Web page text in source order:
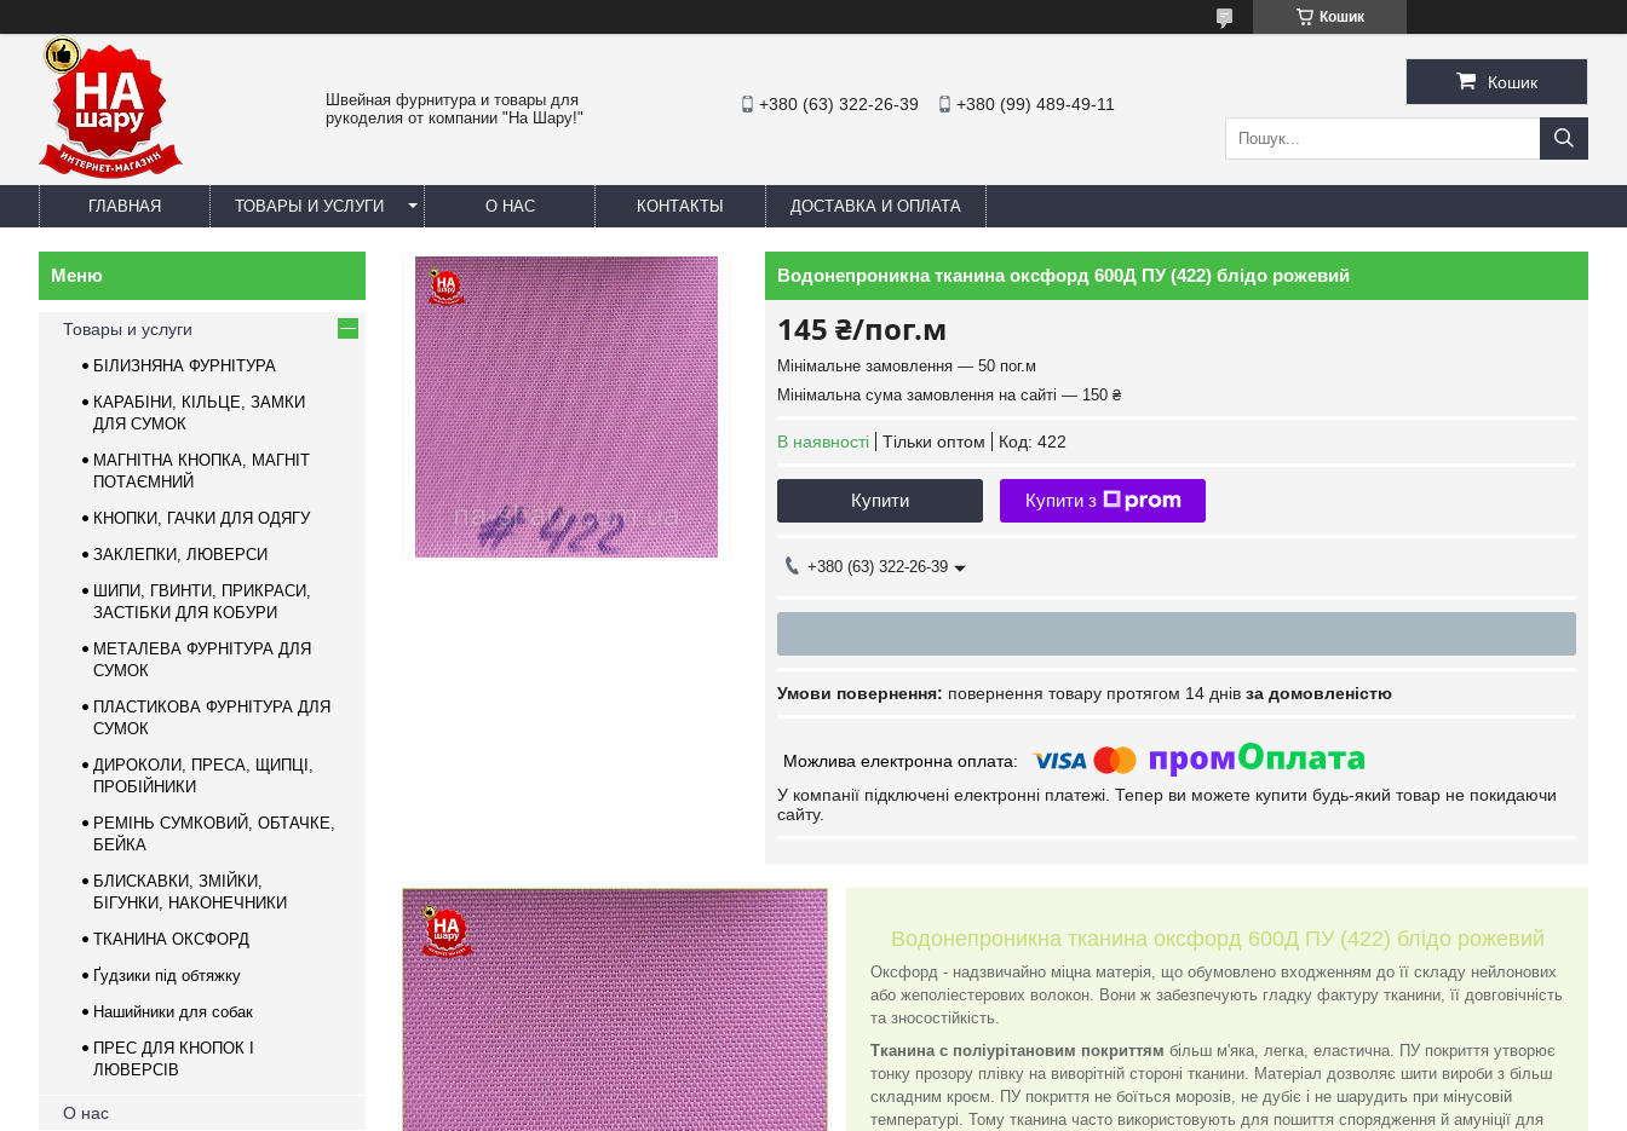
Кошик
Швейная фурнитура и товары для
рукоделия от компании "На Шару!"
+380 (63) 322-26-39 +380 (99) 489-49-11
Кошик
ГЛАВНАЯ ТОВАРЫ И УСЛУГИ О НАС КОНТАКТЫ ДОСТАВКА И ОПЛАТА
Водонепроникна тканина оксфорд 600Д ПУ (422) блідо рожевий
145 ₴/пог.м
Мінімальне замовлення — 50 пог.м
Мінімальна сума замовлення на сайті — 150 ₴
В наявності Тільки оптом Код: 422
Купити Купити з
+380 (63) 322-26-39
повернення товару протягом 14 днів за домовленістю
У компанії підключені електронні платежі. Тепер ви можете купити будь-який товар не покидаючи
сайту.
Водонепроникна тканина оксфорд 600Д ПУ (422) блідо рожевий
Оксфорд - надзвичайно міцна матерія, що обумовлено входженням до її складу нейлонових
або жеполіестерових волокон. Вони ж забезпечують гладку фактуру тканини, її довговічність
та зносостійкість.
Тканина с поліурітановим покриттям більш м'яка, легка, еластична. ПУ покриття утворює
тонку прозору плівку на виворітній стороні тканини. Матеріал дозволяє шити вироби з більш
складним кроєм. ПУ покриття не боїться морозів, не дубіє і не шарудить при мінусовій
температурі. Тому тканина часто використовують для пошиття спорядження й амуніції для
Товары и услуги
БІЛИЗНЯНА ФУРНІТУРА
КАРАБІНИ, КІЛЬЦЕ, ЗАМКИ
ДЛЯ СУМОК
МАГНІТНА КНОПКА, МАГНІТ
ПОТАЄМНИЙ
КНОПКИ, ГАЧКИ ДЛЯ ОДЯГУ
ЗАКЛЕПКИ, ЛЮВЕРСИ
ШИПИ, ГВИНТИ, ПРИКРАСИ,
ЗАСТІБКИ ДЛЯ КОБУРИ
МЕТАЛЕВА ФУРНІТУРА ДЛЯ
СУМОК
ПЛАСТИКОВА ФУРНІТУРА ДЛЯ
СУМОК
ДИРОКОЛИ, ПРЕСА, ЩИПЦІ,
ПРОБІЙНИКИ
РЕМІНЬ СУМКОВИЙ, ОБТАЧКЕ,
БЕЙКА
БЛИСКАВКИ, ЗМІЙКИ,
БІГУНКИ, НАКОНЕЧНИКИ
ТКАНИНА ОКСФОРД
Ґудзики під обтяжку
Нашийники для собак
ПРЕС ДЛЯ КНОПОК І
ЛЮВЕРСІВ
О нас